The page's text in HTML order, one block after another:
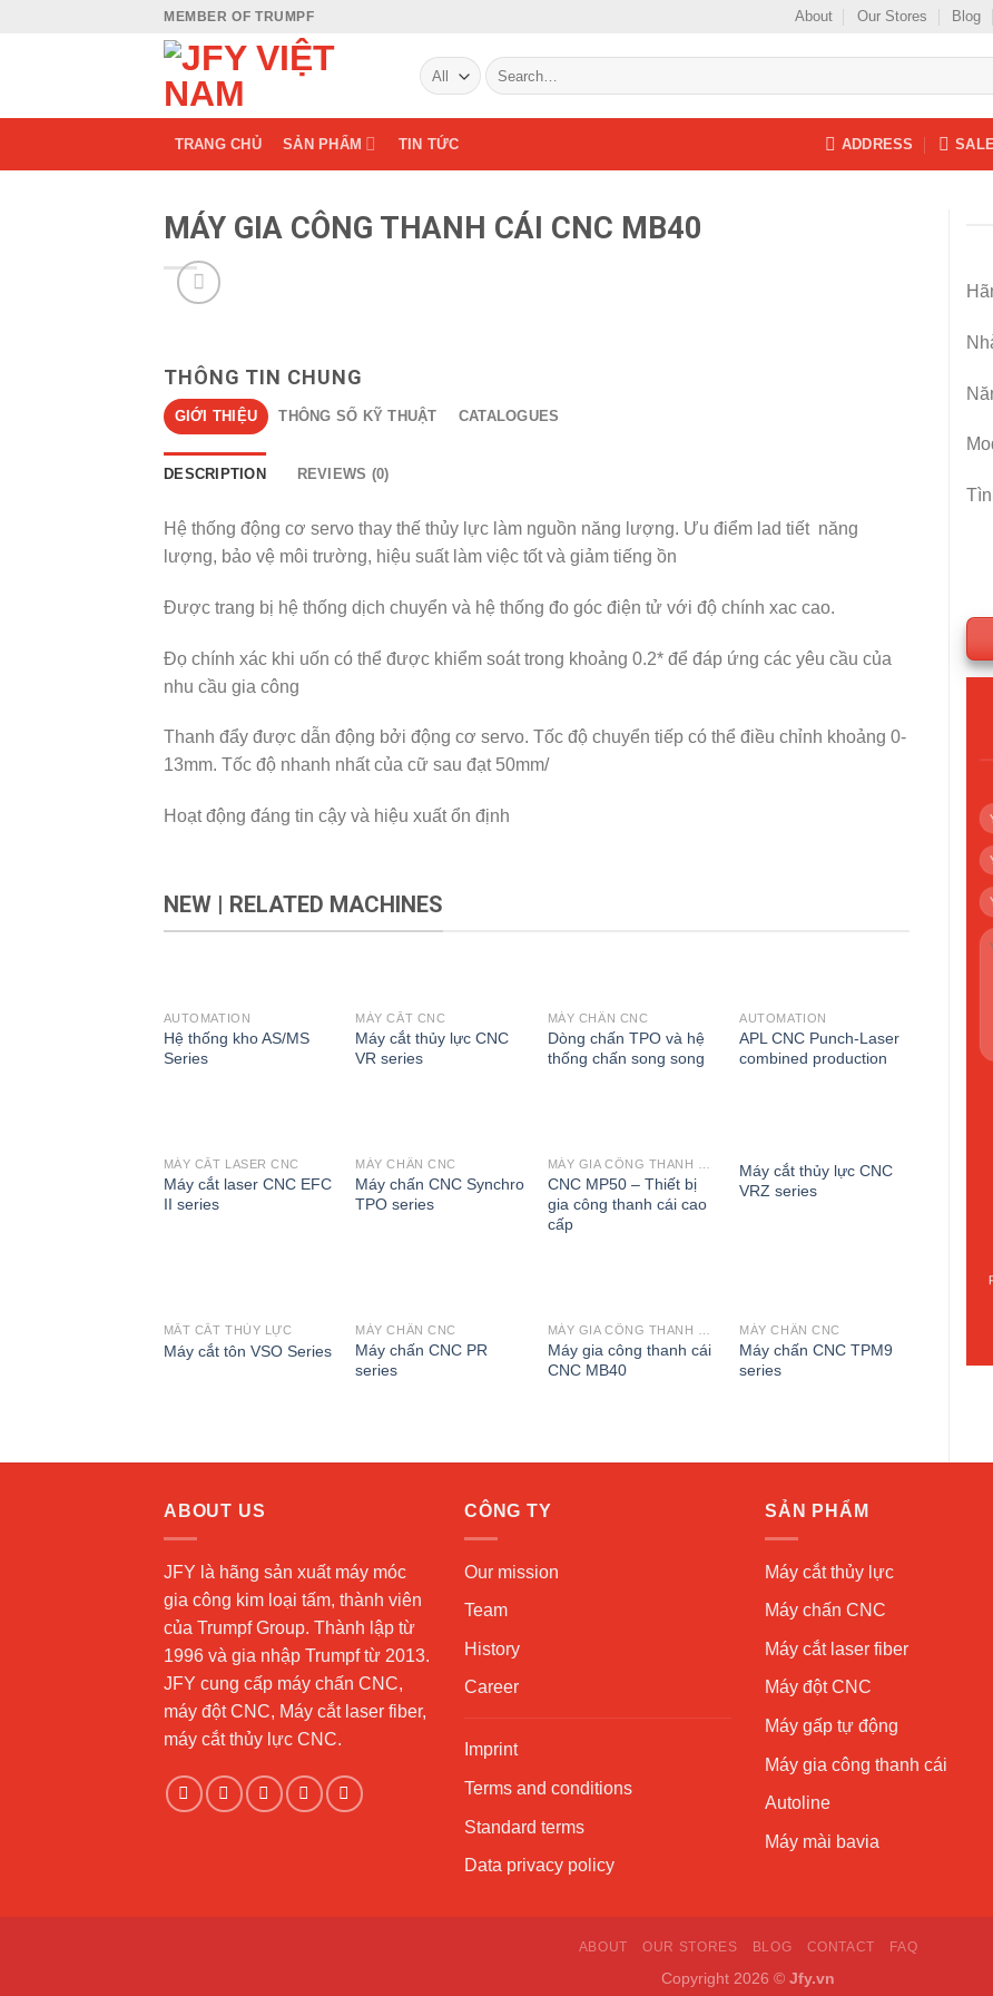
MEMBER OF TRUMPF About Our Stores Blog
Search
for:
TRANG CHỦ SẢN PHẨM TIN TỨC ADDRESS
MÁY GIA CÔNG THANH CÁI CNC MB40
THÔNG TIN CHUNG
GIỚI THIỆU THÔNG SỐ KỸ THUẬT CATALOGUES
DESCRIPTION REVIEWS (0)
Hệ thống động cơ servo thay thế thủy lực làm nguồn năng lượng. Ưu điểm lad tiết năng
lượng, bảo vệ môi trường, hiệu suất làm việc tốt và giảm tiếng ồn
Được trang bị hệ thống dịch chuyển và hệ thống đo góc điện tử với độ chính xac cao.
Đọ chính xác khi uốn có thể được khiểm soát trong khoảng 0.2* để đáp ứng các yêu cầu của
nhu cầu gia công
Thanh đẩy được dẫn động bởi động cơ servo. Tốc độ chuyển tiếp có thể điều chỉnh khoảng 0-
13mm. Tốc độ nhanh nhất của cữ sau đạt 50mm/
Hoạt động đáng tin cậy và hiệu xuất ổn định
NEW | RELATED MACHINES
Add to
wishlist
AUTOMATION
Hệ thống kho AS/MS
Series
Add to
wishlist
MÁY CẮT CNC
Máy cắt thủy lực CNC
VR series
Add to
wishlist
MÁY CHẤN CNC
Dòng chấn TPO và hệ
thống chấn song song
Add to
wishlist
AUTOMATION
APL CNC Punch-Laser
combined production
Add to
wishlist
MÁY CẮT LASER CNC
Máy cắt laser CNC EFC
II series
Add to
wishlist
MÁY CHẤN CNC
Máy chấn CNC Synchro
TPO series
Add to
wishlist
CNC MP50 – Thiết bị
gia công thanh cái cao
cấp
Add to
Máy cắt thủy lực CNC
VRZ series
Add to
wishlist
MẮT CẮT THỦY LỰC
Máy cắt tôn VSO Series
Add to
MÁY CHẤN CNC
Máy chấn CNC PR
series
Add to
Máy gia công thanh cái
CNC MB40
Add to
MÁY CHẤN CNC
Máy chấn CNC TPM9
series
ABOUT US
JFY là hãng sản xuất máy móc
gia công kim loại tấm, thành viên
của Trumpf Group. Thành lập từ
1996 và gia nhập Trumpf từ 2013.
JFY cung cấp máy chấn CNC,
máy đột CNC, Máy cắt laser fiber,
máy cắt thủy lực CNC.
CÔNG TY
Our mission
Team
History
Career
Imprint
Terms and conditions
Standard terms
Data privacy policy
SẢN PHẨM
Máy cắt thủy lực
Máy chấn CNC
Máy cắt laser fiber
Máy đột CNC
Máy gấp tự động
Máy gia công thanh cái
Autoline
Máy mài bavia
ABOUT OUR STORES BLOG CONTACT FAQ
Copyright 2026 © Jfy.vn